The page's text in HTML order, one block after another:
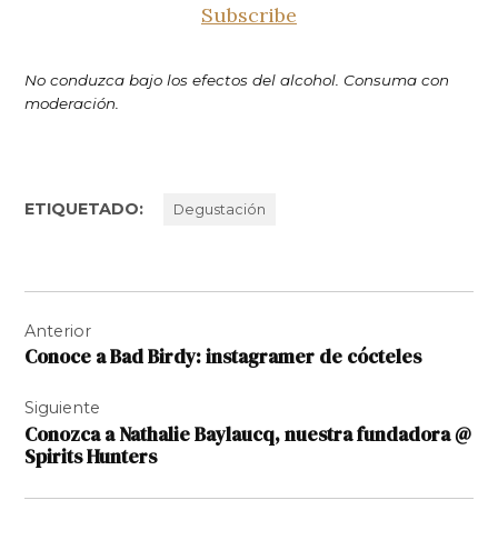
Subscribe
No conduzca bajo los efectos del alcohol. Consuma con
moderación.
ETIQUETADO: Degustación
de
entradas
Anterior
Conoce a Bad Birdy: instagramer de cócteles
Siguiente
Conozca a Nathalie Baylaucq, nuestra fundadora @
Spirits Hunters